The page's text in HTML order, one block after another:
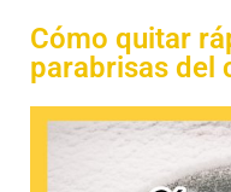
Cómo quitar
parabrisas del